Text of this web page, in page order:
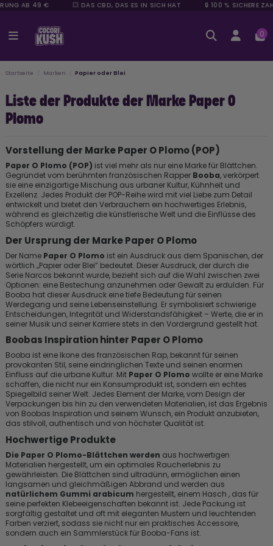
AB 49 € 💥 DAS CBD, DAS ES IN SICH HAT 🔒 100 % SICHERE
0
Startseite Marken Papier oder Blei
Liste der Produkte der Marke Paper O
Plomo
Vorstellung der Marke Paper O Plomo (POP)
Paper O Plomo (POP) ist viel mehr als nur eine Marke für Blättchen.
Gegründet vom berühmten französischen Rapper Booba, verkörpert
sie eine einzigartige Mischung aus urbaner Kultur, Kühnheit und
Exzellenz. Jedes Produkt der POP-Reihe wird mit viel Liebe zum Detail
entwickelt und bietet den Verbrauchern ein hochwertiges Erlebnis,
während es gleichzeitig die künstlerische Welt und die Einflüsse des
Schöpfers würdigt.
Der Ursprung der Marke Paper O Plomo
Der Name Paper O Plomo ist ein Ausdruck aus dem Spanischen, der
wörtlich „Papier oder Blei” bedeutet. Dieser Ausdruck, der durch die
Serie Narcos bekannt wurde, bezieht sich auf die Wahl zwischen zwei
Optionen: eine Bestechung anzunehmen oder Gewalt zu erdulden. Für
Booba hat dieser Ausdruck eine tiefe Bedeutung für seinen
Werdegang und seine Lebenseinstellung. Er symbolisiert schwierige
Entscheidungen, Integrität und Widerstandsfähigkeit – Werte, die er in
seiner Musik und seiner Karriere stets in den Vordergrund gestellt hat.
Boobas Inspiration hinter Paper O Plomo
Booba ist eine Ikone des französischen Rap, bekannt für seinen
provokanten Stil, seine eindringlichen Texte und seinen enormen
Einfluss auf die urbane Kultur. Mit Paper O Plomo wollte er eine Marke
schaffen, die nicht nur ein Konsumprodukt ist, sondern ein echtes
Spiegelbild seiner Welt. Jedes Element der Marke, vom Design der
Verpackungen bis hin zu den verwendeten Materialien, ist das Ergebnis
von Boobas Inspiration und seinem Wunsch, ein Produkt anzubieten,
das stilvoll, authentisch und von höchster Qualität ist.
Hochwertige Produkte
Die Paper O Plomo-Blättchen werden aus hochwertigen
Materialien hergestellt, um ein optimales Raucherlebnis zu
gewährleisten. Die Blättchen sind ultradünn, ermöglichen einen
langsamen und gleichmäßigen Abbrand und werden aus
natürlichem Gummi arabicum hergestellt, einem Hasch , das für
seine perfekten Klebeeigenschaften bekannt ist. Jede Packung ist
sorgfältig gestaltet und oft mit eleganten Mustern und leuchtenden
Farben verziert, sodass sie nicht nur ein praktisches Accessoire,
sondern auch ein Sammlerstück für Booba-Fans ist.